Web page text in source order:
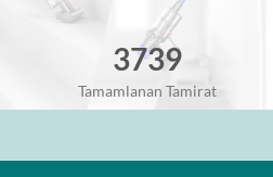
3739
Tamamlanan Tamirat